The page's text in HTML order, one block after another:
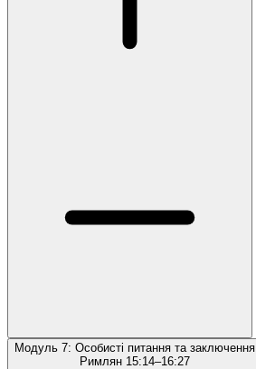
Модуль 7: Особисті питання та заключення
Римлян 15:14–16:27